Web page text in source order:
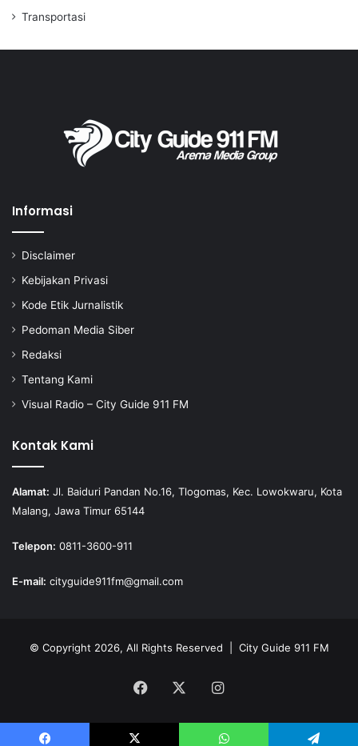
Transportasi
Informasi
Disclaimer
Kebijakan Privasi
Kode Etik Jurnalistik
Pedoman Media Siber
Redaksi
Tentang Kami
Visual Radio – City Guide 911 FM
Kontak Kami
Alamat: Jl. Baiduri Pandan No.16, Tlogomas, Kec. Lowokwaru, Kota
Malang, Jawa Timur 65144
Telepon: 0811-3600-911
E-mail: cityguide911fm@gmail.com
© Copyright 2026, All Rights Reserved | City Guide 911 FM
Facebook Instagram